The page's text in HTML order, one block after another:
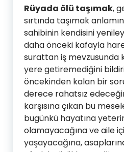
Rüyada ölü taşımak,
sırtında taşımak
sahibinin kendisini
daha önceki kafayla
surattan iş mevzusunda
yere getiremediğini
öncekinden kalan bir
derece rahatsız
karşısına çıkan bu
bugünkü hayatına
olamayacağına ve aile
yaşayacağına,